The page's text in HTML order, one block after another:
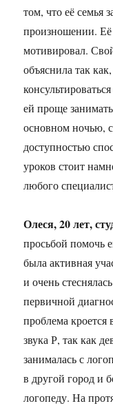
том, что её семья
произношении.
мотивировал.
объяснила так
ей проще
основном ночью,
доступностью
уроков стоит
любого
Олеся, 20 лет,
просьбой помочь
была активная
и очень
первичной
проблема
звука Р, так как
занималась с
в другой город и
логопеду. На